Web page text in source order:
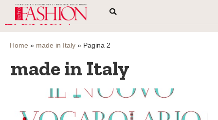
Home » made in Italy » Pagina 2
made in Italy